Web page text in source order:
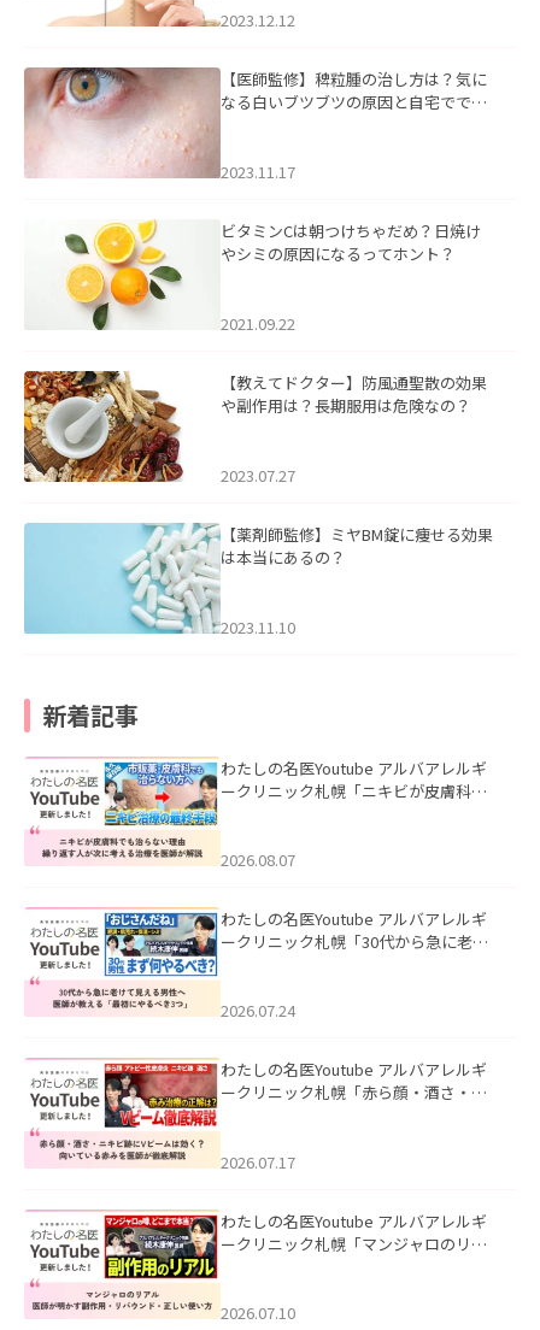
2023.12.12
【医師監修】稗粒腫の治し方は？気に
なる白いブツブツの原因と自宅ででき
2023.11.17
ビタミンCは朝つけちゃだめ？日焼け
やシミの原因になるってホント？
2021.09.22
【教えてドクター】防風通聖散の効果
や副作用は？長期服用は危険なの？
2023.07.27
【薬剤師監修】ミヤBM錠に痩せる効果
は本当にあるの？
2023.11.10
新着記事
わたしの名医Youtube アルバアレルギ
ークリニック札幌「ニキビが皮膚科で
ました。
2026.08.07
わたしの名医Youtube アルバアレルギ
ークリニック札幌「30代から急に老け
た。
2026.07.24
わたしの名医Youtube アルバアレルギ
ークリニック札幌「赤ら顔・酒さ・ニ
した。
2026.07.17
わたしの名医Youtube アルバアレルギ
ークリニック札幌「マンジャロのリア
た。
2026.07.10